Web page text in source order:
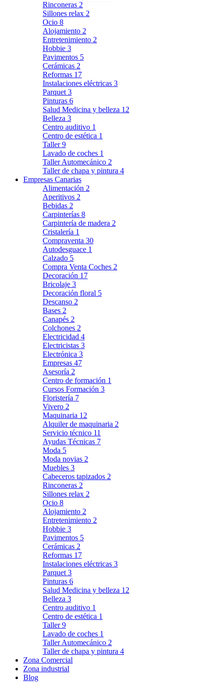
Rinconeras 2
Sillones relax 2
Ocio 8
Alojamiento 2
Entretenimiento 2
Hobbie 3
Pavimentos 5
Cerámicas 2
Reformas 17
Instalaciones eléctricas 3
Parquet 3
Pinturas 6
Salud Medicina y belleza 12
Belleza 3
Centro auditivo 1
Centro de estética 1
Taller9
Lavado de coches 1
Taller Automecánico 2
Taller de chapa y pintura 4
Empresas Canarias
Alimentación 2
Aperitivos 2
Bebidas 2
Carpinterías 8
Carpintería de madera 2
Cristalería 1
Compraventa 30
Autodesguace 1
Calzado 5
Compra Venta Coches 2
Decoración 17
Bricolaje 3
Decoración floral 5
Descanso 2
Bases 2
Canapés 2
Colchones 2
Electricidad 4
Electricistas 3
Electrónica 3
Empresas 47
Asesoría 2
Centro de formación 1
Cursos Formación 3
Floristería 7
Vivero 2
Maquinaria 12
Alquiler de maquinaria 2
Servicio técnico 11
Ayudas Técnicas 7
Moda 5
Moda novias 2
Muebles 3
Cabeceros tapizados 2
Rinconeras 2
Sillones relax 2
Ocio 8
Alojamiento 2
Entretenimiento 2
Hobbie 3
Pavimentos 5
Cerámicas 2
Reformas 17
Instalaciones eléctricas 3
Parquet 3
Pinturas 6
Salud Medicina y belleza 12
Belleza 3
Centro auditivo 1
Centro de estética 1
Taller9
Lavado de coches 1
Taller Automecánico 2
Taller de chapa y pintura 4
Zona Comercial
Zona industrial
Blog